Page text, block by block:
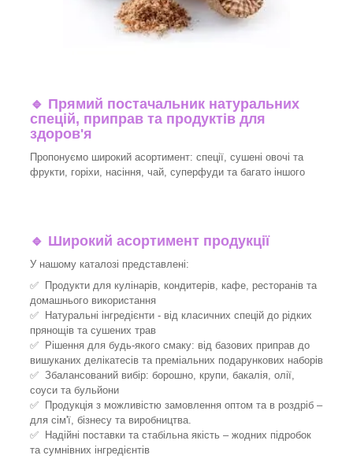
🔹 Прямий постачальник натуральних
спецій, приправ та продуктів для
здоров'я
Пропонуємо широкий асортимент: спеції, сушені овочі та
фрукти, горіхи, насіння, чай, суперфуди та багато іншого
🔹 Широкий асортимент продукції
У нашому каталозі представлені:
✅ Продукти для кулінарів, кондитерів, кафе, ресторанів та
домашнього використання
✅ Натуральні інгредієнти - від класичних спецій до рідких
прянощів та сушених трав
✅ Рішення для будь-якого смаку: від базових приправ до
вишуканих делікатесів та преміальних подарункових наборів
✅ Збалансований вибір: борошно, крупи, бакалія, олії,
соуси та бульйони
✅ Продукція з можливістю замовлення оптом та в роздріб –
для сім'ї, бізнесу та виробництва.
✅ Надійні поставки та стабільна якість – жодних підробок
та сумнівних інгредієнтів